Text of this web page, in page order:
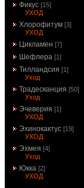
Фикус [15]
УХОД
Хлорофитум [3]
УХОД
Цикламен [7]
Шефлера [1]
Тилландсия [1]
Уход
Традесканция [50]
Уход
Эчеверия [1]
УХОД
Эхинокактус [19]
УХОД
Эхмея [4]
Уход
Юкка [2]
УХОД